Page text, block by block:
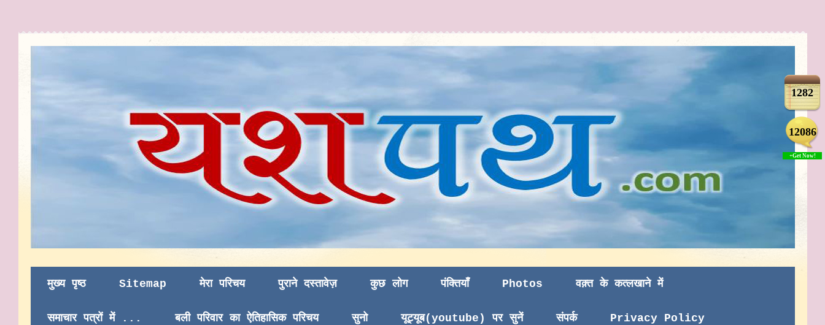
मुख्य पृष्ठ Sitemap मेरा परिचय पुराने दस्तावेज़ कुछ लोग पंक्तियाँ Photos वक़्त के कत्लखाने में
समाचार पत्रों में ... बली परिवार का ऐतिहासिक परिचय सुनो यूट्यूब(youtube) पर सुनें संपर्क Privacy Policy
1282
12086
+Get Now!